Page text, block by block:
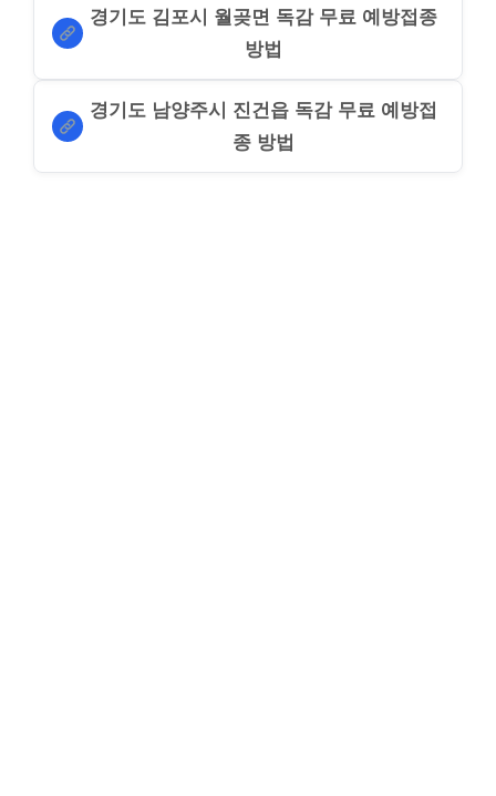
경기도 김포시 월곶면 독감 무료 예방접종
방법
경기도 남양주시 진건읍 독감 무료 예방접
종 방법